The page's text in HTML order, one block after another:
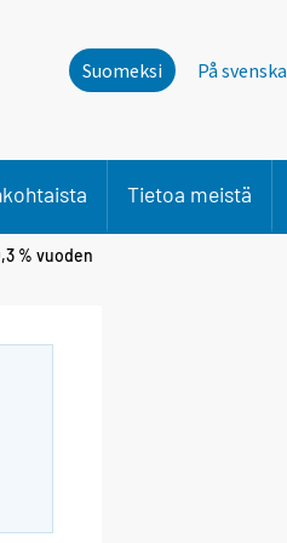
Suomeksi På svenska
Tietoa meistä
% vuoden